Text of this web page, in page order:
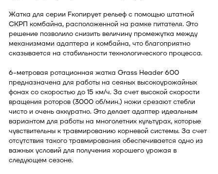
Жатка для серии Fкопирует рельеф с помощью штатной
СКРП комбайна, расположенной на рамке питателя. Это
решение позволило снизить величину промежутка между
механизмами адаптера и комбайна, что благоприятно
сказывается на стабильности технологического процесса.
6-метровая ротационная жатка Grass Header 600
предназначена для работы на сеяных высокоурожайных
фонах со скоростью до 15 км/ч. За счет высокой скорости
вращения роторов (3000 об/мин.) ножи срезают стебли
чисто и очень аккуратно. Это делает адаптер идеальным
вариантом для работы на многолетних культурах, которые
чувствительны к травмированию корневой системы. За счет
отсутствия такого травмирования обеспечивается одно из
важных условий для получения хорошего урожая в
следующем сезоне.